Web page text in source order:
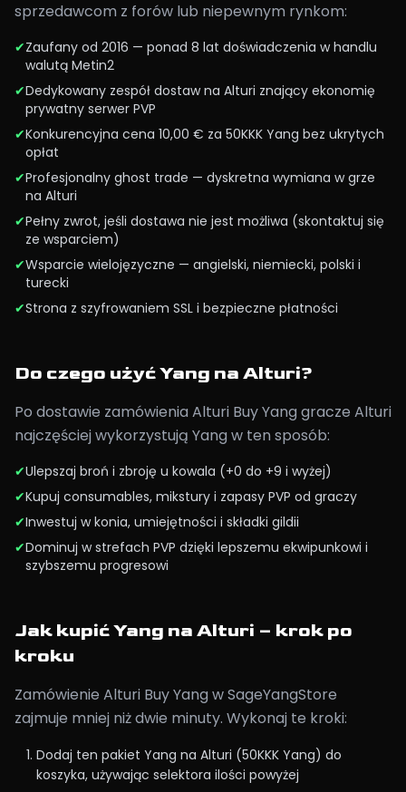
sprzedawcom z forów lub niepewnym rynkom:
✔Zaufany od 2016 — ponad 8 lat doświadczenia w handlu
walutą Metin2
✔Dedykowany zespół dostaw na Alturi znający ekonomię
prywatny serwer PVP
✔Konkurencyjna cena 10,00 € za 50KKK Yang bez ukrytych
opłat
✔Profesjonalny ghost trade — dyskretna wymiana w grze
na Alturi
✔Pełny zwrot, jeśli dostawa nie jest możliwa (skontaktuj się
ze wsparciem)
✔Wsparcie wielojęzyczne — angielski, niemiecki, polski i
turecki
✔Strona z szyfrowaniem SSL i bezpieczne płatności
Do czego użyć Yang na Alturi?
Po dostawie zamówienia Alturi Buy Yang gracze Alturi
najczęściej wykorzystują Yang w ten sposób:
✔Ulepszaj broń i zbroję u kowala (+0 do +9 i wyżej)
✔Kupuj consumables, mikstury i zapasy PVP od graczy
✔Inwestuj w konia, umiejętności i składki gildii
✔Dominuj w strefach PVP dzięki lepszemu ekwipunkowi i
szybszemu progresowi
Jak kupić Yang na Alturi – krok po
kroku
Zamówienie Alturi Buy Yang w SageYangStore
zajmuje mniej niż dwie minuty. Wykonaj te kroki:
Dodaj ten pakiet Yang na Alturi (50KKK Yang) do
koszyka, używając selektora ilości powyżej